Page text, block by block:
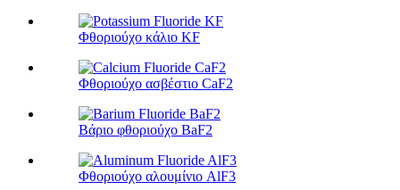
Φθοριούχο κάλιο KF
Φθοριούχο ασβέστιο CaF2
Βάριο φθοριούχο BaF2
Φθοριούχο αλουμίνιο AlF3